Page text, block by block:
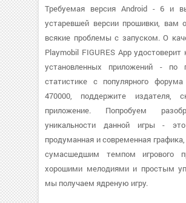
Требуемая версия Android - 6 и
устаревшей версии прошивки, вам
всякие проблемы с запуском. О
Playmobil FIGURES App удостоверит
установленных приложений - по
статистике с популярного форума
470000, поддержите издателя,
приложение. Попробуем
уникальности данной игры -
продуманная и современная
сумасшедшим темпом игрового
хорошими мелодиями и простым
мы получаем ядреную игру.